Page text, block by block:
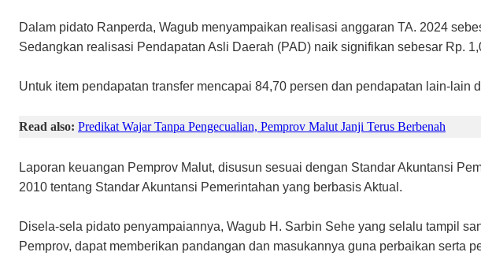
Dalam pidato Ranperda, Wagub menyampaikan realisasi anggaran TA. 2024
Sedangkan realisasi Pendapatan Asli Daerah (PAD) naik signifikan sebesar Rp.
Untuk item pendapatan transfer mencapai 84,70 persen dan pendapatan lain-lain
Read also: Predikat Wajar Tanpa Pengecualian, Pemprov Malut Janji Terus Berbenah
Laporan keuangan Pemprov Malut, disusun sesuai dengan Standar Akuntansi
2010 tentang Standar Akuntansi Pemerintahan yang berbasis Aktual.
Disela-sela pidato penyampaiannya, Wagub H. Sarbin Sehe yang selalu tampil
Pemprov, dapat memberikan pandangan dan masukannya guna perbaikan serta